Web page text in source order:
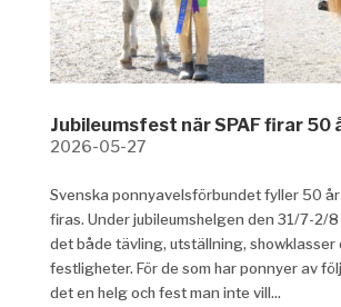
Jubileumsfest när SPAF firar 50
2026-05-27
Svenska ponnyavelsförbundet fyller 50 år
firas. Under jubileumshelgen den 31/7-2/
det både tävling, utställning, showklasser
festligheter. För de som har ponnyer av
det en helg och fest man inte vill...